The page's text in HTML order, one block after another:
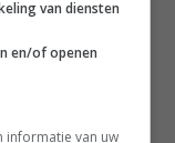
om snelle
steeds urgenter
van diensten
en/of openen
informatie van uw